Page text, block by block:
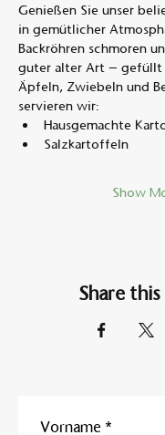
Genießen Sie unser
in gemütlicher
Backröhren schmoren
guter alter Art – gefüllt
Äpfeln, Zwiebeln und
servieren wir:
Hausgemachte
Salzkartoffeln
Show
Share
Vorname *